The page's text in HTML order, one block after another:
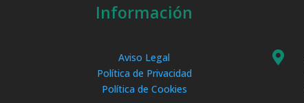
Información
Aviso Legal
Política de Privacidad
Política de Cookies
